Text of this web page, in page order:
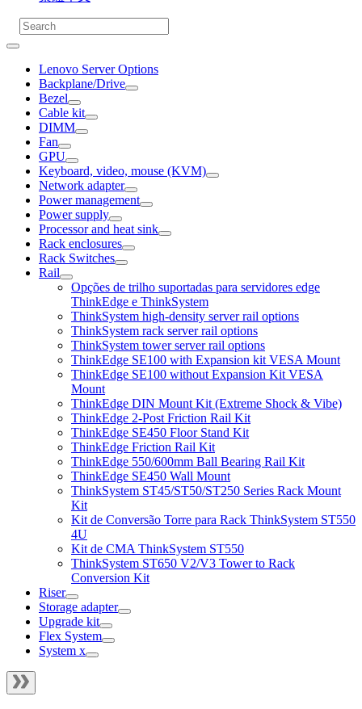
Lenovo Server Options
Backplane/Drive
Bezel
Cable kit
DIMM
Fan
GPU
Keyboard, video, mouse (KVM)
Network adapter
Power management
Power supply
Processor and heat sink
Rack enclosures
Rack Switches
Rail
Opções de trilho suportadas para servidores edge
ThinkEdge e ThinkSystem
ThinkSystem high-density server rail options
ThinkSystem rack server rail options
ThinkSystem tower server rail options
ThinkEdge SE100 with Expansion kit VESA Mount
ThinkEdge SE100 without Expansion Kit VESA
Mount
ThinkEdge DIN Mount Kit (Extreme Shock & Vibe)
ThinkEdge 2-Post Friction Rail Kit
ThinkEdge SE450 Floor Stand Kit
ThinkEdge Friction Rail Kit
ThinkEdge 550/600mm Ball Bearing Rail Kit
ThinkEdge SE450 Wall Mount
ThinkSystem ST45/ST50/ST250 Series Rack Mount
Kit
Kit de Conversão Torre para Rack ThinkSystem ST550
4U
Kit de CMA ThinkSystem ST550
ThinkSystem ST650 V2/V3 Tower to Rack
Conversion Kit
Riser
Storage adapter
Upgrade kit
Flex System
System x